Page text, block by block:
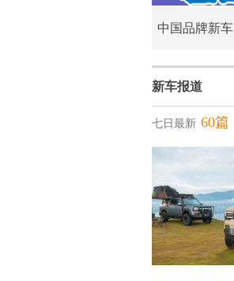
中国品牌新车
新车报道
七日最新 60篇